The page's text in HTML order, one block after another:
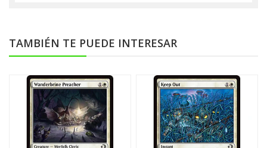
TAMBIÉN TE PUEDE INTERESAR